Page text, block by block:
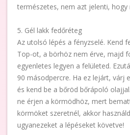
természetes, nem azt jelenti,
5. Gél lakk fedőréteg
Az utolsó lépés a fényzselé. Kend
Top-ot, a börhöz nem érve, majd
egyenletes legyen a felületed.
90 másodpercre. Ha ez lejárt, várj
és kend be a bőröd bőrápoló
ne érjen a körmödhöz, mert
körmöket szeretnél, akkor
ugyanezeket a lépéseket követve!